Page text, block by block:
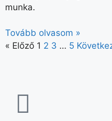
munka.
Tovább olvasom »
« Előző 1 2 3 … 5